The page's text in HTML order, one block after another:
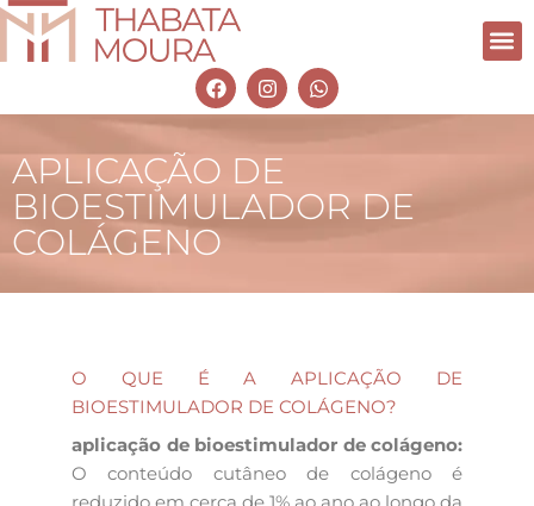
APLICAÇÃO DE
BIOESTIMULADOR DE
COLÁGENO
O QUE É A APLICAÇÃO DE
BIOESTIMULADOR DE COLÁGENO?
aplicação de bioestimulador de colágeno:
O conteúdo cutâneo de colágeno é
reduzido em cerca de 1% ao ano ao longo da